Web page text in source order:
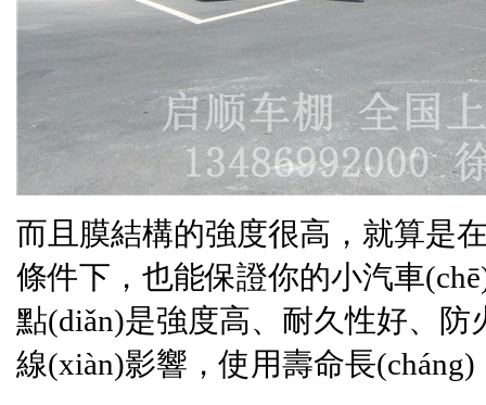
而且 膜結構的強度很高，就
條件下，也能保證你的小汽車
點(diǎn)是強度高、耐久性好、
線(xiàn)影響，使用壽命長(cháng)，